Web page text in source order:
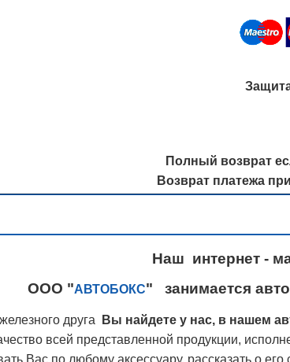
Полный возврат
Возврат платежа
Наш интернет -
ООО "АВТОБОКС" занимается
друга
Вы найдете у нас, в нашем
всей представленной продукции,